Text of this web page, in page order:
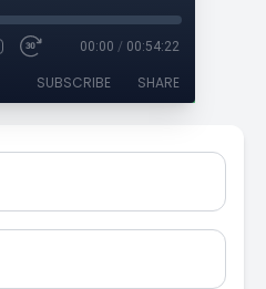
00:00 / 00:54:22
SUBSCRIBE SHARE